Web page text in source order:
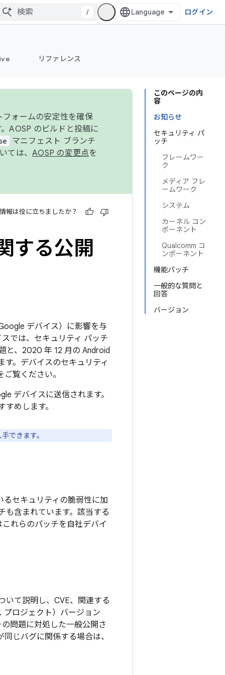
/ ログイン
リファレンス
このページの内
容
お知らせ
セキュリティ パ
ッチ
フレームワー
ク
メディア フレ
ームワーク
システム
カーネル コン
ポーネント
Qualcomm コ
ンポーネント
機能パッチ
一般的な質問と
回答
バージョン
ォームの安定性を確保
AOSP のビルドと投稿に
マニフェスト ブランチ
ては、 AOSP の変更点を
報は役に立ちましたか？
する公開
Google デバイス）に影響を与
では、セキュリティ パッチ
と、2020 年 12 月の Android
。デバイスのセキュリティ
ご覧ください。
デバイスに送信されます。
めします。
できます。
セキュリティの脆弱性に加
も含まれています。該当する
れらのパッチを自社デバイ
いて説明し、CVE、関連する
プロジェクト）バージョン
問題に対処した一般公開さ
じバグに関係する場合は、